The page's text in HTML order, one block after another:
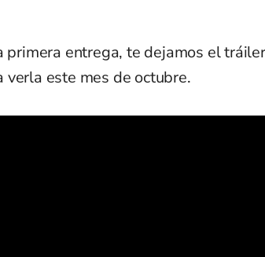
primera entrega, te dejamos el
verla este mes de octubre.